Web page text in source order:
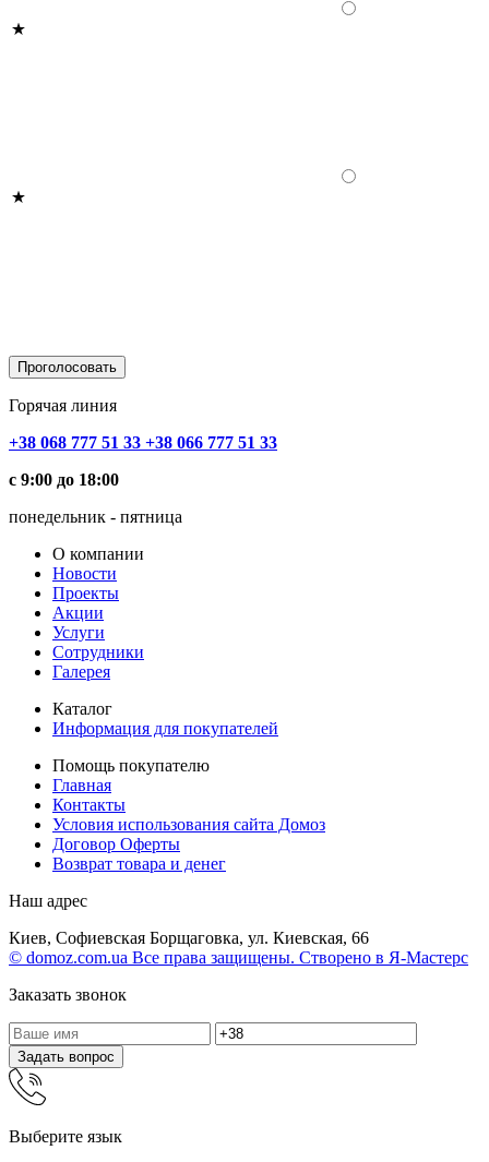
Горячая линия
+38 068 777 51 33 +38 066 777 51 33
с 9:00 до 18:00
понедельник - пятница
О компании
Новости
Проекты
Акции
Услуги
Сотрудники
Галерея
Каталог
Информация для покупателей
Помощь покупателю
Главная
Контакты
Условия использования сайта Домоз
Договор Оферты
Возврат товара и денег
Наш адрес
Киев, Софиевская Борщаговка, ул. Киевская, 66
© domoz.com.ua Все права защищены. Створено в Я-Мастерс
Заказать звонок
Задать вопрос
Выберите язык